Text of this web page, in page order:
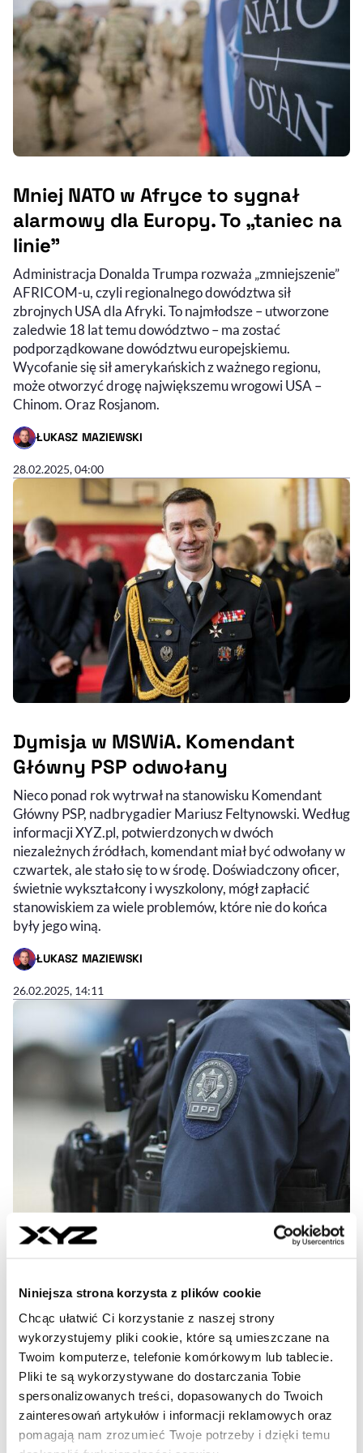
Niniejsza strona korzysta z plików cookie
Chcąc ułatwić Ci korzystanie z naszej strony
wykorzystujemy pliki cookie, które są umieszczane na
Twoim komputerze, telefonie komórkowym lub tablecie.
Pliki te są wykorzystywane do dostarczania Tobie
spersonalizowanych treści, dopasowanych do Twoich
zainteresowań artykułów i informacji reklamowych oraz
pomagają nam zrozumieć Twoje potrzeby i dzięki temu
Mniej NATO w Afryce to sygnał
alarmowy dla Europy. To „taniec na
linie”
Administracja Donalda Trumpa rozważa „zmniejszenie”
AFRICOM-u, czyli regionalnego dowództwa sił
zbrojnych USA dla Afryki. To najmłodsze – utworzone
zaledwie 18 lat temu dowództwo – ma zostać
podporządkowane dowództwu europejskiemu.
Wycofanie się sił amerykańskich z ważnego regionu,
może otworzyć drogę największemu wrogowi USA –
Chinom. Oraz Rosjanom.
ŁUKASZ MAZIEWSKI
- AUTOR ARTYKUŁU - PROFIL
28.02.2025, 04:00
Dymisja w MSWiA. Komendant
Główny PSP odwołany
Nieco ponad rok wytrwał na stanowisku Komendant
Główny PSP, nadbrygadier Mariusz Feltynowski. Według
informacji XYZ.pl, potwierdzonych w dwóch
niezależnych źródłach, komendant miał być odwołany w
czwartek, ale stało się to w środę. Doświadczony oficer,
świetnie wykształcony i wyszkolony, mógł zapłacić
stanowiskiem za wiele problemów, które nie do końca
były jego winą.
ŁUKASZ MAZIEWSKI
- AUTOR ARTYKUŁU - PROFIL
26.02.2025, 14:11
czasów. Jak gangi ze Wschodu
panoszą się w Polsce
Nie ma wątpliwości, że w Polsce wracają lata 90. – nie w
muzyce, trendach modowych czy literaturze, lecz w
przestępczości. Nad Wisłą znów szerzy się fala
brutalnych przestępstw, a coraz częściej ich sprawcami
są obywatele innych krajów. W Warszawie policja mierzy
się m.in. z działalnością grup przestępczych z Gruzji,